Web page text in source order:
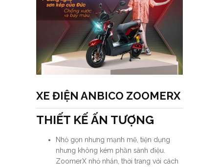
XE ĐIỆN ANBICO ZOOMERX
THIẾT KẾ ẤN TƯỢNG
Nhỏ gọn nhưng mạnh mẽ, tiện dụng
nhưng không kém phần sành điệu.
ZoomerX nhỏ nhắn, thời trang với cách